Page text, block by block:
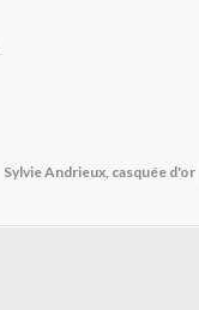
Sylvie Andrieux, casquée d'or